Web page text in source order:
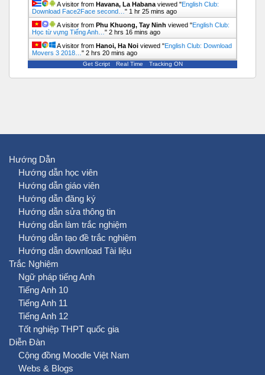
A visitor from Havana, La Habana viewed "English Club:
Download Face2Face second… " 1 hr 25 mins ago
A visitor from Phu Khuong, Tay Ninh viewed "English Club:
Học từ vựng Tiếng Anh… " 2 hrs 16 mins ago
A visitor from Hanoi, Ha Noi viewed "English Club: Download
Movers 3 2018… " 2 hrs 20 mins ago
Get Script Real Time Tracking ON
Hướng Dẫn
Hướng dẫn học viên
Hướng dẫn giáo viên
Hướng dẫn đăng ký
Hướng dẫn sửa thông tin
Hướng dẫn làm trắc nghiệm
Hướng dẫn tạo đề trắc nghiệm
Hướng dẫn download Tài liệu
Trắc Nghiệm
Ngữ pháp tiếng Anh
Tiếng Anh 10
Tiếng Anh 11
Tiếng Anh 12
Tốt nghiệp THPT quốc gia
Diễn Đàn
Cộng đồng Moodle Việt Nam
Webs & Blogs